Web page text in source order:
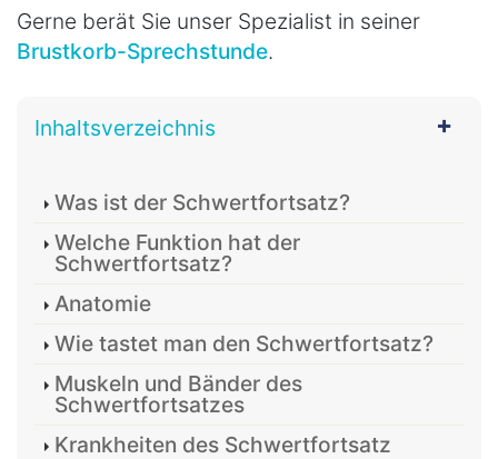
Gerne berät Sie unser Spezialist in seiner
Brustkorb-Sprechstunde.
Inhaltsverzeichnis
Was ist der Schwertfortsatz?
Welche Funktion hat der
Schwertfortsatz?
Anatomie
Wie tastet man den Schwertfortsatz?
Muskeln und Bänder des
Schwertfortsatzes
Krankheiten des Schwertfortsatz